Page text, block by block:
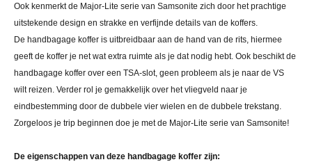
Ook kenmerkt de Major-Lite serie van Samsonite zich door het prachtige
uitstekende design en strakke en verfijnde details van de koffers.
De handbagage koffer is uitbreidbaar aan de hand van de rits, hiermee
geeft de koffer je net wat extra ruimte als je dat nodig hebt. Ook beschikt de
handbagage koffer over een TSA-slot, geen probleem als je naar de VS
wilt reizen. Verder rol je gemakkelijk over het vliegveld naar je
eindbestemming door de dubbele vier wielen en de dubbele trekstang.
Zorgeloos je trip beginnen doe je met de Major-Lite serie van Samsonite!
De eigenschappen van deze handbagage koffer zijn: